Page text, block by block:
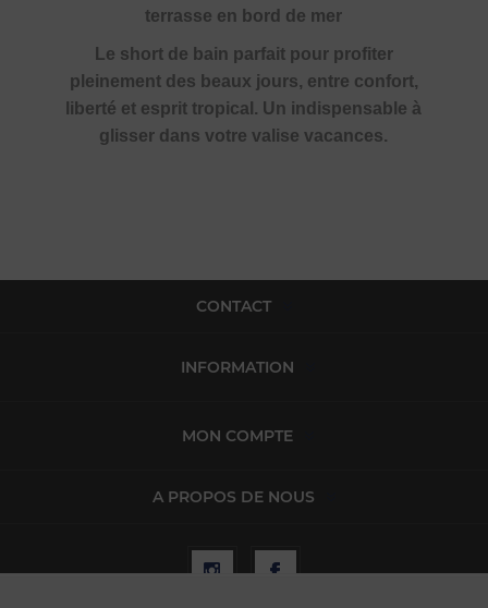
terrasse en bord de mer
Le short de bain parfait pour profiter
pleinement des beaux jours, entre confort,
liberté et esprit tropical. Un indispensable à
glisser dans votre valise vacances.
CONTACT
INFORMATION
MON COMPTE
A PROPOS DE NOUS